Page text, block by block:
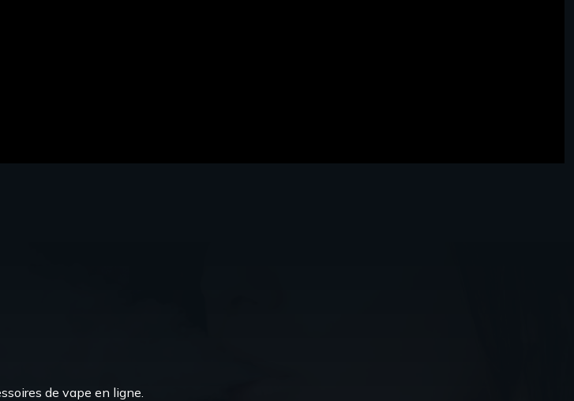
de vape en ligne.